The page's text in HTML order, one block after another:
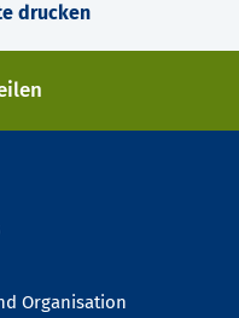
drucken
Organisation